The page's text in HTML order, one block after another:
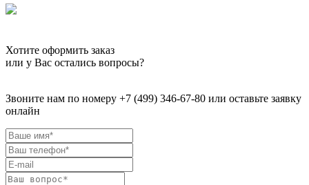
Хотите оформить заказ
или у Вас остались вопросы?
Звоните нам по номеру +7 (499) 346-67-80 или оставьте заявку
онлайн